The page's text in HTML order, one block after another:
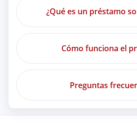
¿Qué es un préstamo
Cómo funciona el
Preguntas